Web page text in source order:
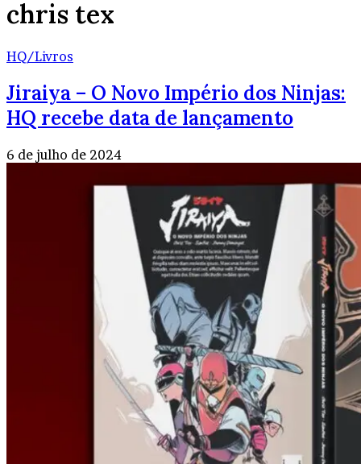
chris tex
HQ/Livros
Jiraiya – O Novo Império dos Ninjas:
HQ recebe data de lançamento
6 de julho de 2024